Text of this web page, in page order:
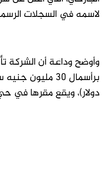
لاسمه في السجلات
دولار)، ويقع مقرها في